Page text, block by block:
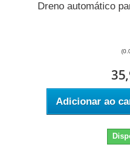
Dreno automático
Adicionar ao